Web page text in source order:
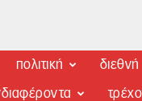
πολιτική διεθνή